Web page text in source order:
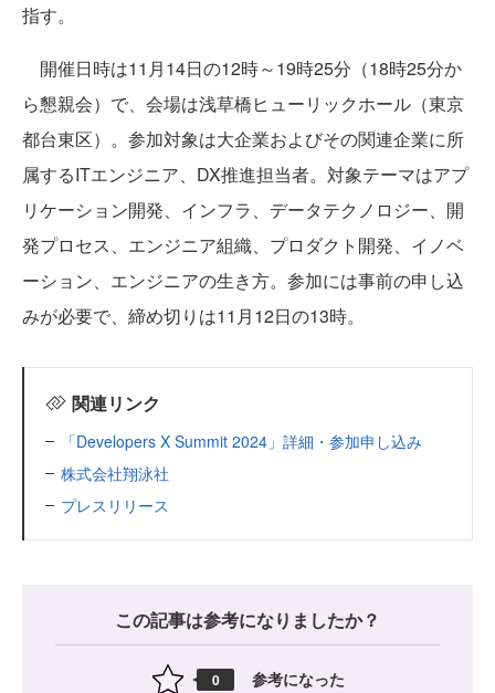
指す。
開催日時は11月14日の12時～19時25分（18時25分か
ら懇親会）で、会場は浅草橋ヒューリックホール（東京
都台東区）。参加対象は大企業およびその関連企業に所
属するITエンジニア、DX推進担当者。対象テーマはアプ
リケーション開発、インフラ、データテクノロジー、開
発プロセス、エンジニア組織、プロダクト開発、イノベ
ーション、エンジニアの生き方。参加には事前の申し込
みが必要で、締め切りは11月12日の13時。
関連リンク
「Developers X Summit 2024」詳細・参加申し込み
株式会社翔泳社
プレスリリース
この記事は参考になりましたか？
0 参考になった